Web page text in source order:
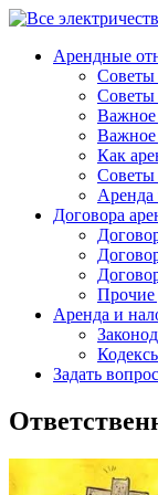
Арендные
Советы
Советы
Важное
Важное
Как
Советы
Аренда
Договора
Прочие
Аренда и
Задать